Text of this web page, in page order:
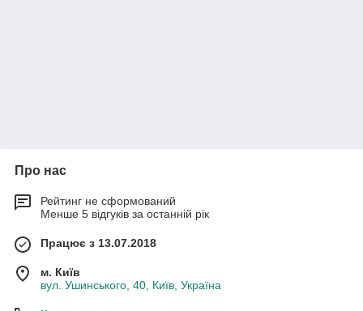
Про нас
Рейтинг не сформований
Менше 5 відгуків за останній рік
Працює з 13.07.2018
м. Київ
вул. Ушинського, 40, Київ, Україна